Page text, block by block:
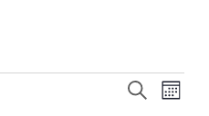
Sök Månad